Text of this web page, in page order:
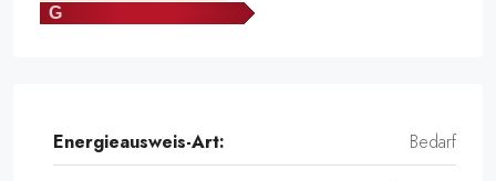
G
Energieausweis-Art: Bedarf